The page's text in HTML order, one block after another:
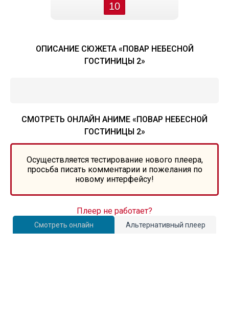
10
ОПИСАНИЕ СЮЖЕТА «ПОВАР НЕБЕСНОЙ
ГОСТИНИЦЫ 2»
СМОТРЕТЬ ОНЛАЙН АНИМЕ «ПОВАР НЕБЕСНОЙ
ГОСТИНИЦЫ 2»
Осуществляется тестирование нового плеера,
просьба писать комментарии и пожелания по
новому интерфейсу!
Смотреть онлайн Альтернативный плеер
Плеер не работает?